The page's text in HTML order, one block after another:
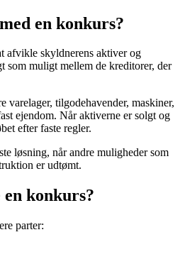
en konkurs?
afvikle skyldnerens aktiver og
muligt mellem de kreditorer, der
tilgodehavender, maskiner,
ejendom. Når aktiverne er solgt og
efter faste regler.
løsning, når andre muligheder som
er udtømt.
konkurs?
parter: